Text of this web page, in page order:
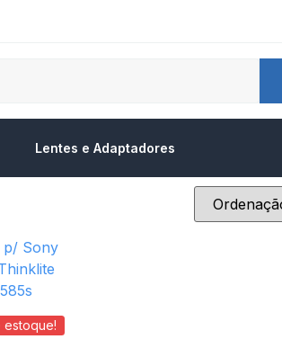
Lentes e Adaptadores
estoque!